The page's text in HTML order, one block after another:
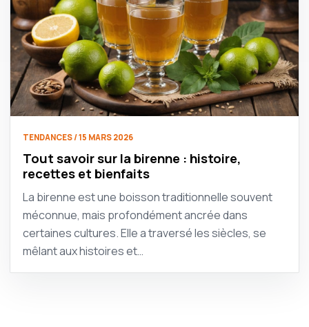
TENDANCES / 15 MARS 2026
Tout savoir sur la birenne : histoire,
recettes et bienfaits
La birenne est une boisson traditionnelle souvent
méconnue, mais profondément ancrée dans
certaines cultures. Elle a traversé les siècles, se
mêlant aux histoires et…